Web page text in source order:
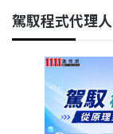
駕馭程式代理人